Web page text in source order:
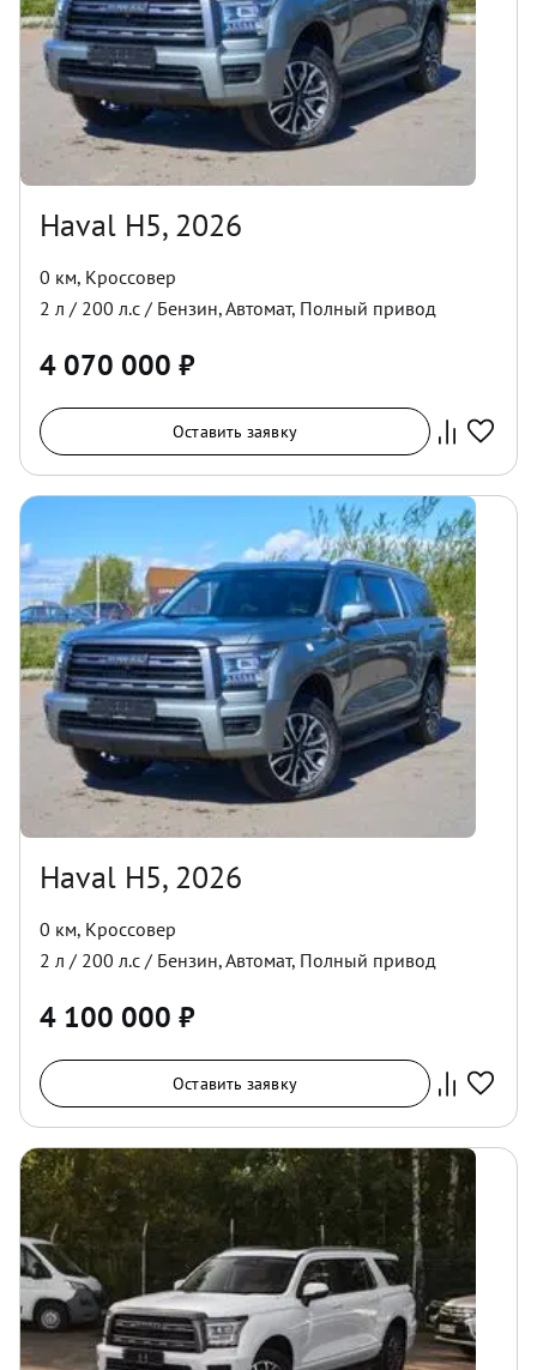
Haval H5, 2026
0 км, Кроссовер
2 л / 200 л.с / Бензин,Автомат, Полный привод
4 070 000 ₽
Оставить заявку
Haval H5, 2026
0 км, Кроссовер
2 л / 200 л.с / Бензин,Автомат, Полный привод
4 100 000 ₽
Оставить заявку